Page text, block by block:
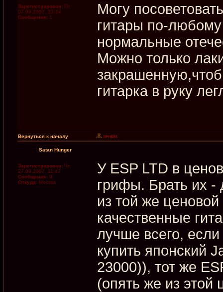
Зарегистрирован: Пт
07.09.2007, 23:24
Сообщения: 1
Могу
гитары по-любому
нормальные
Можно только
гитарка в руку
Вернуться к началу
Satan Hunger
Зарегистрирован: Чт
27.09.2007, 11:47
Сообщения: 9
Откуда: Москва
У ESP LTD в
грифы. Брать их -
из той же ценовой
качественные
лучше всего,
купить японский
23000)), тот же
(опять же из этой